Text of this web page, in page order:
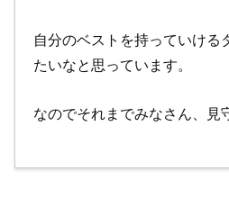
自分のベストを持っていける
たいなと思っています。
なのでそれまでみなさん、見